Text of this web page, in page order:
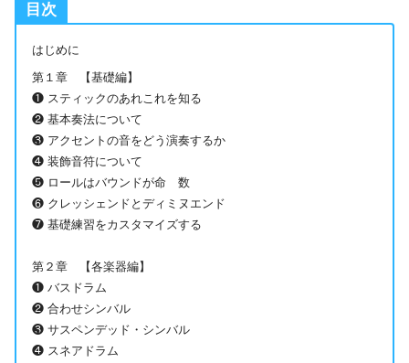
目次
はじめに
第１章 【基礎編】
❶ スティックのあれこれを知る
❷ 基本奏法について
❸ アクセントの音をどう演奏するか
❹ 装飾音符について
❺ ロールはバウンドが命 数
❻ クレッシェンドとディミヌエンド
❼ 基礎練習をカスタマイズする
第２章 【各楽器編】
❶ バスドラム
❷ 合わせシンバル
❸ サスペンデッド・シンバル
❹ スネアドラム